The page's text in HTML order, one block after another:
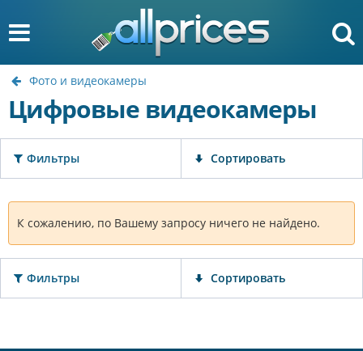
Фото и видеокамеры
Цифровые видеокамеры
Фильтры Сортировать
К сожалению, по Вашему запросу ничего не найдено.
Фильтры Сортировать